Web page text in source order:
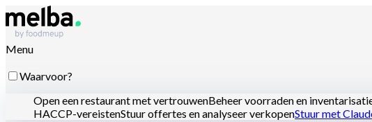
Menu
Waarvoor?
Open een restaurant met vertrouwenBeheer voorraden en
HACCP-vereistenStuur offertes en analyseer verkopenStuur met